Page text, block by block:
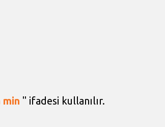
min " ifadesi kullanılır.